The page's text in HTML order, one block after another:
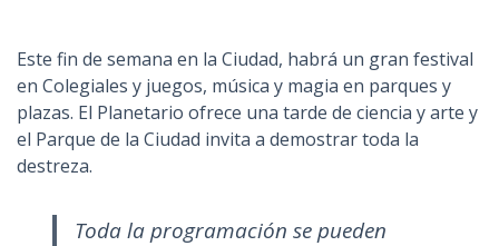
Este fin de semana en la Ciudad, habrá un gran festival
en Colegiales y juegos, música y magia en parques y
plazas. El Planetario ofrece una tarde de ciencia y arte y
el Parque de la Ciudad invita a demostrar toda la
destreza.
Toda la programación se pueden